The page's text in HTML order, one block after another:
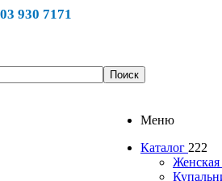
930 7171
Меню
Каталог 222
Женская